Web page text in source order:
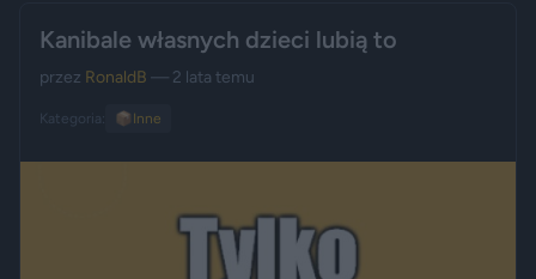
Kanibale własnych dzieci lubią to
przez RonaldB — 2 lata temu
Kategoria: 📦 Inne